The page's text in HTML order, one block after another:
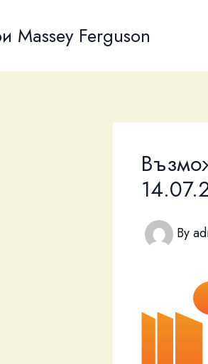
Massey Ferguson
By